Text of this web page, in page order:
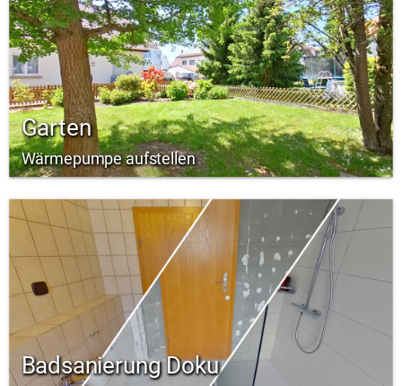
Garten
Wärmepumpe aufstellen
Badsanierung Doku